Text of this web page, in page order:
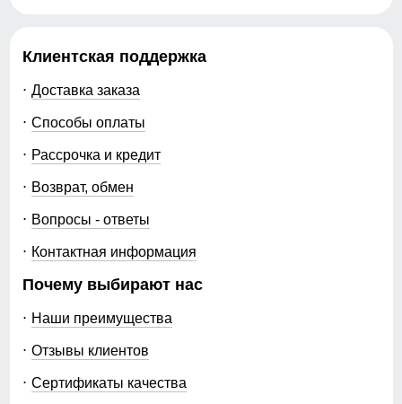
Клиентская поддержка
Доставка заказа
Способы оплаты
Рассрочка и кредит
Возврат, обмен
Вопросы - ответы
Контактная информация
Почему выбирают нас
Наши преимущества
Отзывы клиентов
Сертификаты качества